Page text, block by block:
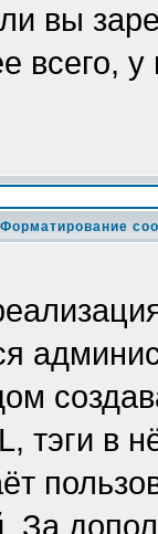
вы
всего,
Форматирование
тэги в
За